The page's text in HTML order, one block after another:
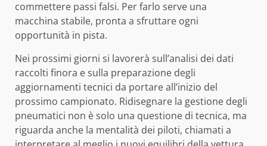
commettere passi falsi. Per farlo serve una
macchina stabile, pronta a sfruttare ogni
opportunità in pista.
Nei prossimi giorni si lavorerà sull’analisi dei dati
raccolti finora e sulla preparazione degli
aggiornamenti tecnici da portare all’inizio del
prossimo campionato. Ridisegnare la gestione degli
pneumatici non è solo una questione di tecnica, ma
riguarda anche la mentalità dei piloti, chiamati a